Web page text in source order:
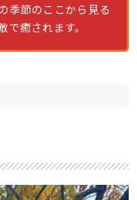
季節のここから見る
癒されます。